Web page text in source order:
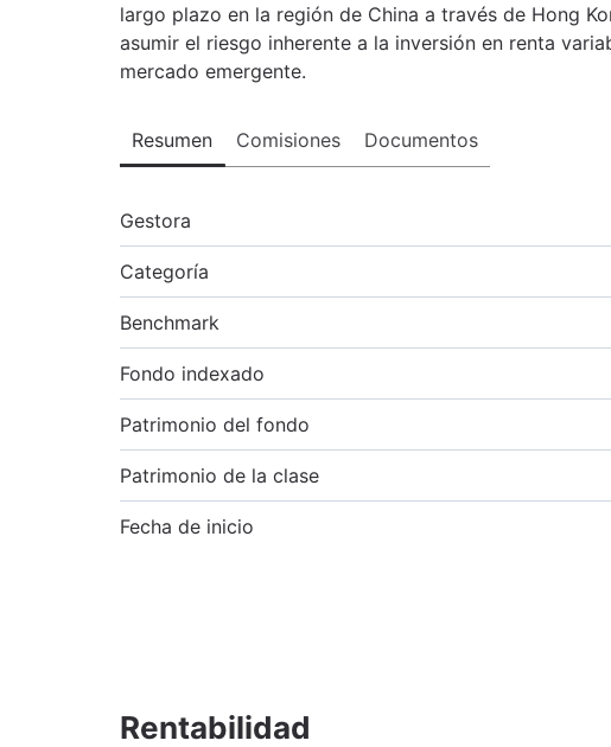
largo plazo en la región de China a través de Hong
asumir el riesgo inherente a la inversión en renta
mercado emergente.
Resumen Comisiones Documentos
Gestora
Categoría
Benchmark
Fondo indexado
Patrimonio del fondo
Patrimonio de la clase
Fecha de inicio
Rentabilidad